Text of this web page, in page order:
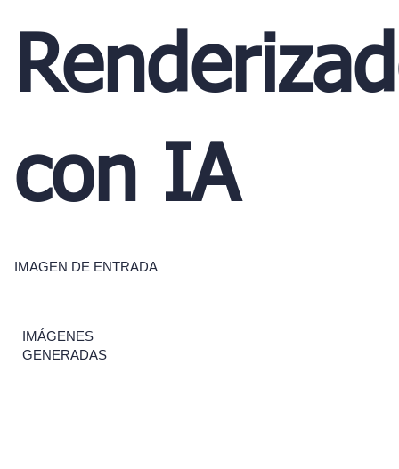
con IA
IMAGEN DE ENTRADA
IMÁGENES
GENERADAS